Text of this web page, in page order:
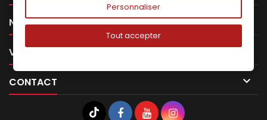
NOTRE SOCIÉTÉ 
VOTRE COMPTE 
CONTACT 
Personnaliser
Tout accepter